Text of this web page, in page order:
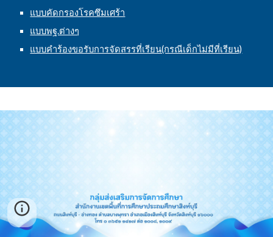
แบบคัดกรองโรคซึมเศร้า
แบบพฐ.ต่างๆ
แบบคำร้องขอรับการจัดสรรที่เรียน(กรณีเด็กไม่มีที่เรียน)